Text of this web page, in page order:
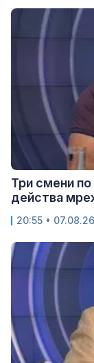
Три смени
действа
20:55 • 07.08.26